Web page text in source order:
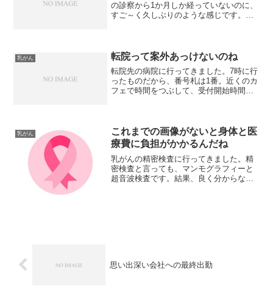
の診察から1か月しか経っていないのに、
すご～く久しぶりのような感じです。
とはなく、これくらいどう...
乳がん 転院って案外あっけないのね
転院先の病院に行ってきました。7時に行
ったものだから、番号札は1番。近くのカ
フェで時間をつぶして、受付開始時間に
は、よく覚えて無くて、...
乳がん
これまでの画像がないと身体と医
療費に負担がかかるんだね
乳がんの精密検査に行ってきました。精
密検査と言っても、マンモグラフィーと
超音波検査です。結果、良く分からない
思い出深い会社への最終出勤